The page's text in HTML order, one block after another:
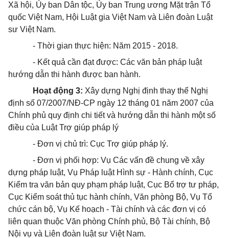
Xã hội, Ủy ban Dân tộc, Ủy ban Trung ương Mặt trận Tổ
quốc Việt Nam, Hội Luật gia Việt Nam và Liên đoàn Luật
sư Việt Nam.
- Thời gian thực hiện: Năm 2015 - 2018.
- Kết quả cần đạt được: Các văn bản pháp luật
hướng dẫn thi hành được ban hành.
Hoạt động 3: Xây dựng Nghị định thay thế Nghị
định số 07/2007/NĐ-CP ngày 12 tháng 01 năm 2007 của
Chính phủ quy định chi tiết và hướng dẫn thi hành một số
điều của Luật Trợ giúp pháp lý
- Đơn vị chủ trì: Cục Trợ giúp pháp lý.
- Đơn vị phối hợp: Vụ Các vấn đề chung về xây
dựng pháp luật, Vụ Pháp luật Hình sự - Hành chính, Cục
Kiểm tra văn bản quy phạm pháp luật, Cục Bổ trợ tư pháp,
Cục Kiểm soát thủ tục hành chính, Văn phòng Bộ, Vụ Tổ
chức cán bộ, Vụ Kế hoạch - Tài chính và các đơn vị có
liên quan thuộc Văn phòng Chính phủ, Bộ Tài chính, Bộ
Nội vụ và Liên đoàn luật sư Việt Nam.